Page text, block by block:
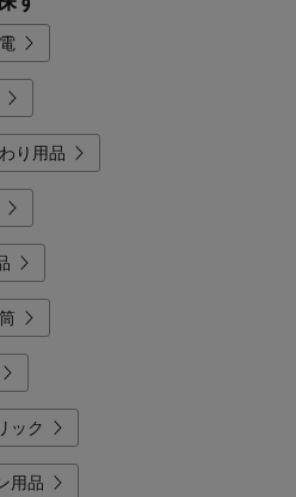
り用品
ック
用品